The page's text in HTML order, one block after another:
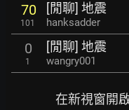
70
101
[閒聊] 地震
hanksadder
0
1
[閒聊] 地震
wangry001
在新視窗開